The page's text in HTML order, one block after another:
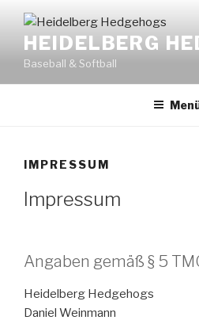
Inhalt
springenHEIDELBERG
Baseball & Softball
IMPRESSUM
Impressum
Angaben gemäß § 5
Heidelberg Hedgehogs
Daniel Weinmann